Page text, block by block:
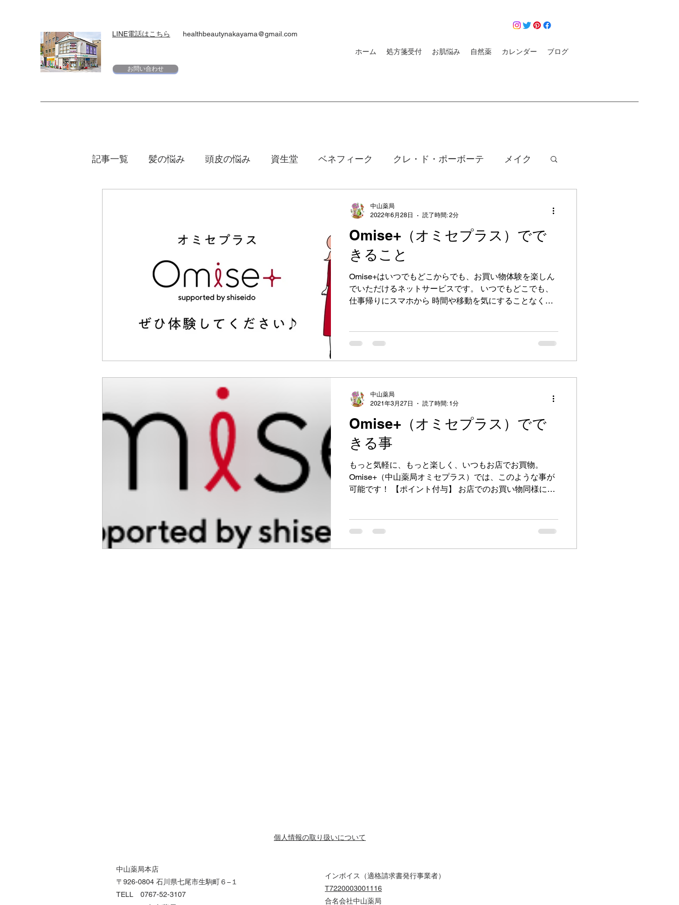
LINE電話はこちら healthbeautynakayama@gmail.com
お問い合わせ
ホーム 処方箋受付 お肌悩み 自然薬 カレンダー ブログ
記事一覧 髪の悩み 頭皮の悩み 資生堂 ベネフィーク クレ・ド・ポーボーテ メイク
夏 マキアージュ ファンデーション 新製品 口紅 コロナ
化粧水 熱帯夜 化粧品デー イベント 美容液 お役立ち情報 限定
ボディーケア
Omise+（オミセプラス）でで
きること
Omise+はいつでもどこからでも、お買い物体験を楽しん
でいただけるネットサービスです。 いつでもどこでも、
仕事帰りにスマホから 時間や移動を気にすることなく、
中山薬局
2022年6月28日
読了時間: 2分
Omise+（オミセプラス）でで
きる事
もっと気軽に、もっと楽しく、いつもお店でお買物。
Omise+（中山薬局オミセプラス）では、このような事が
可能です！ 【ポイント付与】 お店でのお買い物同様に、
中山薬局
2021年3月27日
読了時間: 1分
個人情報の取り扱いについて
中山薬局本店
〒926-0804 石川県七尾市生駒町６−１
TELL 0767-52-3107
インボイス（適格請求書発行事業者）
T7220003001116
合名会社中山薬局